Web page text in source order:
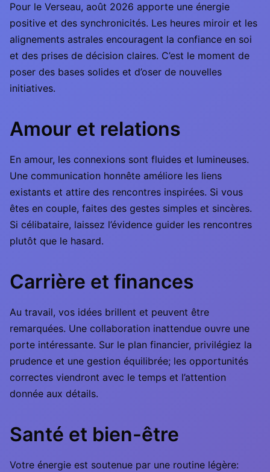
Pour le Verseau, août 2026 apporte une énergie
positive et des synchronicités. Les heures miroir et les
alignements astrales encouragent la confiance en soi
et des prises de décision claires. C’est le moment de
poser des bases solides et d’oser de nouvelles
initiatives.
Amour et relations
En amour, les connexions sont fluides et lumineuses.
Une communication honnête améliore les liens
existants et attire des rencontres inspirées. Si vous
êtes en couple, faites des gestes simples et sincères.
Si célibataire, laissez l’évidence guider les rencontres
plutôt que le hasard.
Carrière et finances
Au travail, vos idées brillent et peuvent être
remarquées. Une collaboration inattendue ouvre une
porte intéressante. Sur le plan financier, privilégiez la
prudence et une gestion équilibrée; les opportunités
correctes viendront avec le temps et l’attention
donnée aux détails.
Santé et bien-être
Votre énergie est soutenue par une routine légère: